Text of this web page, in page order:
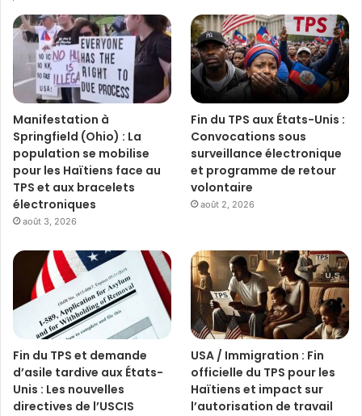
Manifestation à
Springfield (Ohio) : La
population se mobilise
pour les Haïtiens face au
TPS et aux bracelets
électroniques
août 3, 2026
Fin du TPS aux États-Unis :
Convocations sous
surveillance électronique
et programme de retour
volontaire
août 2, 2026
Fin du TPS et demande
d’asile tardive aux États-
Unis : Les nouvelles
directives de l’USCIS
USA / Immigration : Fin
officielle du TPS pour les
Haïtiens et impact sur
l’autorisation de travail